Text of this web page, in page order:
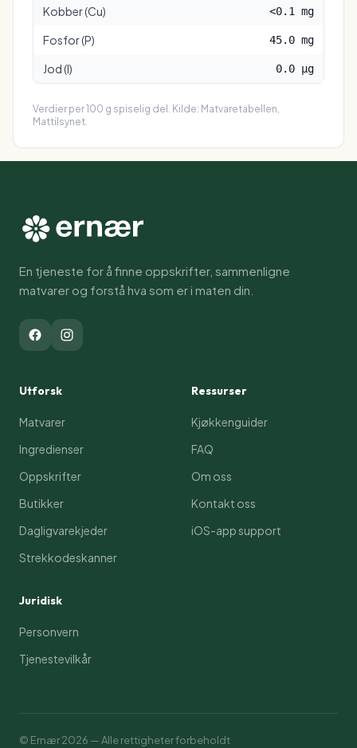
Kobber (Cu) <0.1 mg
Fosfor (P) 45.0 mg
Jod (I) 0.0 µg
Verdier per 100 g spiselig del. Kilde: Matvaretabellen,
Mattilsynet.
En tjeneste for å finne oppskrifter, sammenligne
matvarer og forstå hva som er i maten din.
Utforsk
Matvarer
Ingredienser
Oppskrifter
Butikker
Dagligvarekjeder
Strekkodeskanner
Ressurser
Kjøkkenguider
FAQ
Om oss
Kontakt oss
iOS-app support
Juridisk
Personvern
Tjenestevilkår
© Ernær2026 — Alle rettigheter forbeholdt